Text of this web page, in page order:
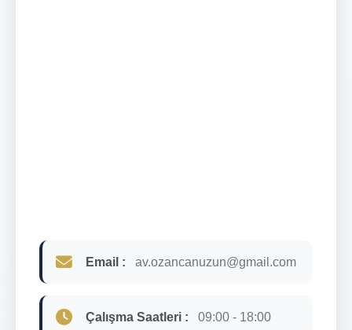
Email : av.ozancanuzun@gmail.com
Çalışma Saatleri : 09:00 - 18:00